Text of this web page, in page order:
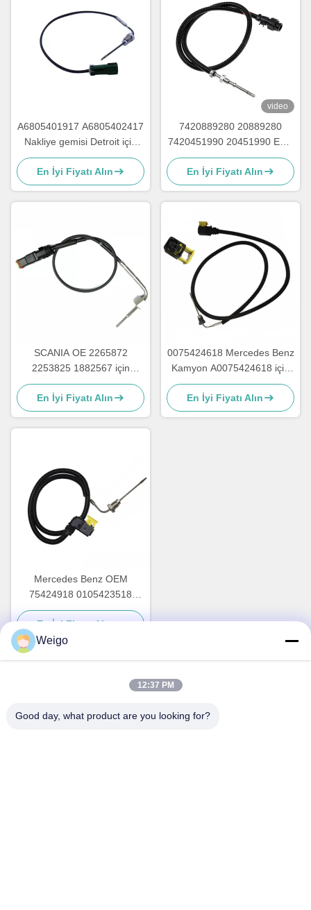
A6805401917 A6805402417
Nakliye gemisi Detroit için
egzoz sıcaklığı sensörü
En İyi Fiyatı Alın
video
7420889280 20889280
7420451990 20451990 EGT
Sensörü DEUTZ Kamyon
Çıkış Gazı Sıcaklığı Sensörü
En İyi Fiyatı Alın
SCANIA OE 2265872
2253825 1882567 için
Kamyon Egzoz Sıcaklığı
EGT Sensörü
En İyi Fiyatı Alın
0075424618 Mercedes Benz
Kamyon A0075424618 için
Egzoz Gazı Sıcaklık Sensörü
En İyi Fiyatı Alın
Mercedes Benz OEM
75424918 0105423518
A0075424918 için Euro6
Egzoz Gazı Sıcaklık Sensörü
En İyi Fiyatı Alın
Weigo
12:37 PM
Good day, what product are you looking for?